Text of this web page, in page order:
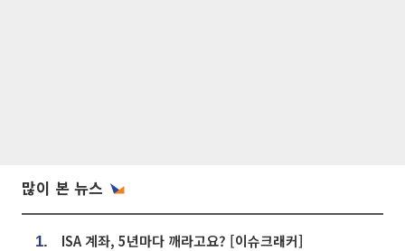
많이 본 뉴스
1. ISA 계좌, 5년마다 깨라고요? [이슈크래커]